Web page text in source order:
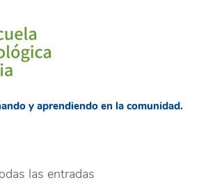
y aprendiendo en la comunidad.
las entradas